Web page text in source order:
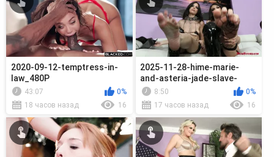
2020-09-12-temptress-in-
law_480P
43:07
0%
18 часов назад
16
2025-11-28-hime-marie-
and-asteria-jade-slave-
orders_1080
8:50
0%
17 часов назад
16